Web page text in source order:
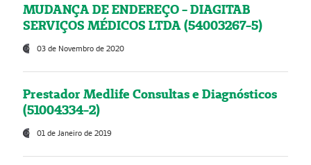
MUDANÇA DE ENDEREÇO - DIAGITAB
SERVIÇOS MÉDICOS LTDA (54003267-5)
03 de Novembro de 2020
Prestador Medlife Consultas e Diagnósticos
(51004334-2)
01 de Janeiro de 2019